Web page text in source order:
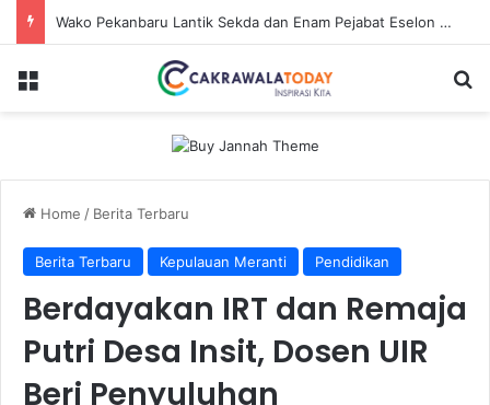
Dirut Jasa Raharja Dampingi Wamenhub Tinjau Penanganan Korban KM Mutiara Sentosa II di RS PHC Surabaya
Menu
Home / Berita Terbaru
Berita Terbaru Kepulauan Meranti Pendidikan
Berdayakan IRT dan Remaja
Putri Desa Insit, Dosen UIR
Beri Penyuluhan